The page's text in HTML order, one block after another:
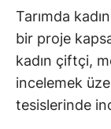
Tarımda
bir proje
kadın çiftçi,
incelemek
tesislerinde